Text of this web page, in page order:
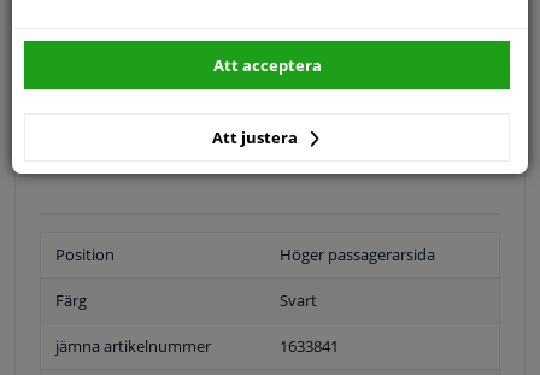
SÖK
Position Höger passagerarsida
Färg Svart
jämna artikelnummer 1633841
Att justera
Att acceptera